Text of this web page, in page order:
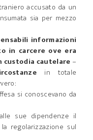
accusato da un
sia per mezzo
informazioni
in carcere ove era
custodia cautelare–
in totale
si conoscevano da
sue dipendenze il
regolarizzazione sul